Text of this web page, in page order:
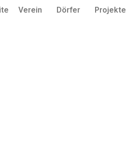
Verein Dörfer Projekte